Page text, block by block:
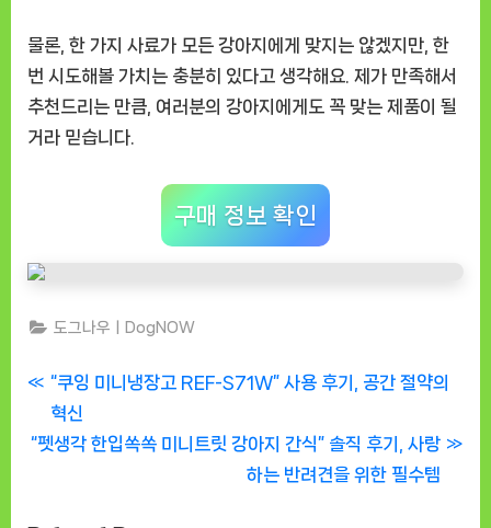
물론, 한 가지 사료가 모든 강아지에게 맞지는 않겠지만, 한
번 시도해볼 가치는 충분히 있다고 생각해요. 제가 만족해서
추천드리는 만큼, 여러분의 강아지에게도 꼭 맞는 제품이 될
거라 믿습니다.
구매 정보 확인
도그나우ㅣDogNOW
글
탐
P
r
e
“쿠잉 미니냉장고 REF-S71W” 사용 후기, 공간 절약의
혁신
N
“펫생각 한입쏙쏙 미니트릿 강아지 간식” 솔직 후기, 사랑
하는 반려견을 위한 필수템